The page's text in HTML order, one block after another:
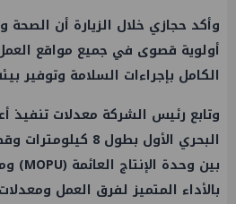
وأكد حجازي خلال الزيارة أن الصحة
أولوية قصوى في جميع مواقع
الكامل بإجراءات السلامة وتوفير
وتابع رئيس الشركة معدلات تنفيذ
بالأداء المتميز لفرق العمل